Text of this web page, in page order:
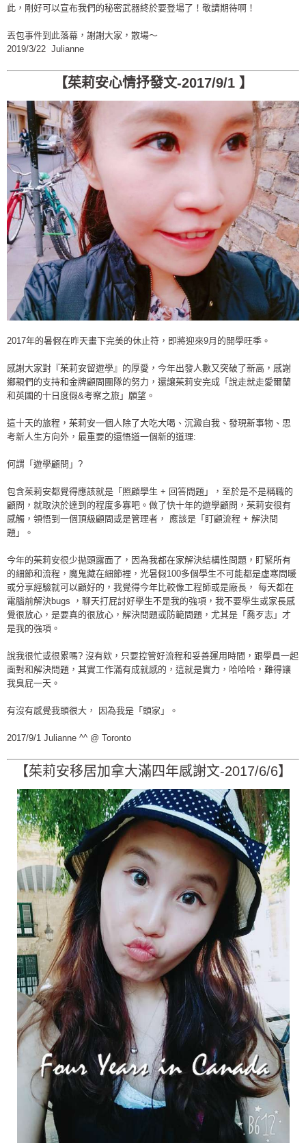
此，剛好可以宣布我們的秘密武器終於要登場了！敬請期待啊！
丟包事件到此落幕，謝謝大家，散場～
2019/3/22 Julianne
【茱莉安心情抒發文-2017/9/1 】
2017年的暑假在昨天畫下完美的休止符，即將迎來9月的開學旺季。
感謝大家對『茱莉安留遊學』的厚愛，今年出發人數又突破了新高，感謝
鄉親們的支持和金牌顧問團隊的努力，還讓茱莉安完成「說走就走愛爾蘭
和英國的十日度假&考察之旅」願望。
這十天的旅程，茱莉安一個人除了大吃大喝、沉澱自我、發現新事物、思
考新人生方向外，最重要的還悟道一個新的道理:
何謂「遊學顧問」?
包含茱莉安都覺得應該就是「照顧學生 + 回答問題」，至於是不是稱職的
顧問，就取決於達到的程度多寡吧。做了快十年的遊學顧問，茱莉安很有
感觸，領悟到一個頂級顧問或是管理者， 應該是「盯顧流程 + 解決問
題」。
今年的茱莉安很少拋頭露面了，因為我都在家解決結構性問題，盯緊所有
的細節和流程，魔鬼藏在細節裡，光暑假100多個學生不可能都是虛寒問暖
或分享經驗就可以顧好的，我覺得今年比較像工程師或是廠長， 每天都在
電腦前解決bugs ，聊天打屁討好學生不是我的強項，我不要學生或家長感
覺很放心，是要真的很放心，解決問題或防範問題，尤其是「喬歹志」才
是我的強項。
說我很忙或很累嗎? 沒有欸，只要控管好流程和妥善運用時間，跟學員一起
面對和解決問題，其實工作滿有成就感的，這就是實力，哈哈哈，難得讓
我臭屁一天。
有沒有感覺我頭很大， 因為我是「頭家」。
2017/9/1 Julianne ^^ @ Toronto
【茱莉安移居加拿大滿四年感謝文-2017/6/6】